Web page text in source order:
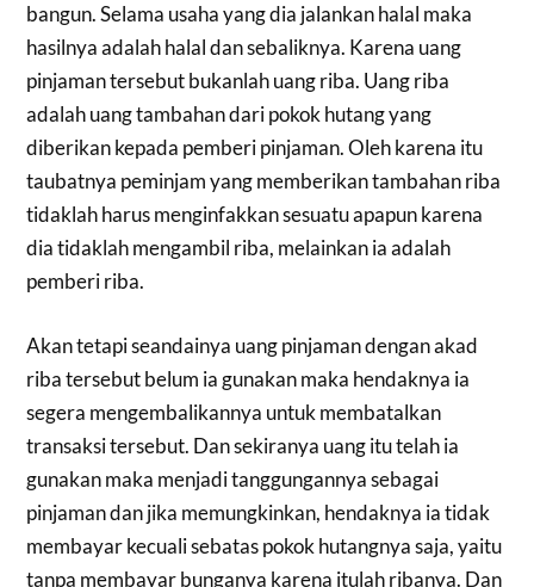
bangun. Selama usaha yang dia jalankan halal maka
hasilnya adalah halal dan sebaliknya. Karena uang
pinjaman tersebut bukanlah uang riba. Uang riba
adalah uang tambahan dari pokok hutang yang
diberikan kepada pemberi pinjaman. Oleh karena itu
taubatnya peminjam yang memberikan tambahan riba
tidaklah harus menginfakkan sesuatu apapun karena
dia tidaklah mengambil riba, melainkan ia adalah
pemberi riba.
Akan tetapi seandainya uang pinjaman dengan akad
riba tersebut belum ia gunakan maka hendaknya ia
segera mengembalikannya untuk membatalkan
transaksi tersebut. Dan sekiranya uang itu telah ia
gunakan maka menjadi tanggungannya sebagai
pinjaman dan jika memungkinkan, hendaknya ia tidak
membayar kecuali sebatas pokok hutangnya saja, yaitu
tanpa membayar bunganya karena itulah ribanya. Dan